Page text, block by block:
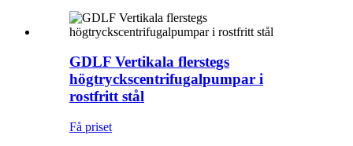
GDLF Vertikala flerstegs
högtryckscentrifugalpumpar i
rostfritt stål
Få priset